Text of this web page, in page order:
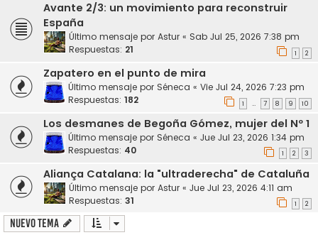
Avante 2/3: un movimiento para reconstruir
España
Último mensaje por Astur « Sab Jul 25, 2026 7:38 pm
Respuestas: 21 1 2
Zapatero en el punto de mira
Último mensaje por Séneca « Vie Jul 24, 2026 7:23 pm
Respuestas: 182 1 … 7 8 9 10
Los desmanes de Begoña Gómez, mujer del Nº 1
Último mensaje por Séneca « Jue Jul 23, 2026 1:34 pm
Respuestas: 40 1 2 3
Aliança Catalana: la "ultraderecha" de Cataluña
Último mensaje por Astur « Jue Jul 23, 2026 4:11 am
Respuestas: 31 1 2
Nuevo Tema